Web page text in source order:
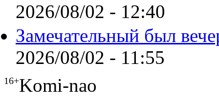
2026/08/02 - 12:40
Замечательный был
2026/08/02 - 11:55
16+Komi-nao